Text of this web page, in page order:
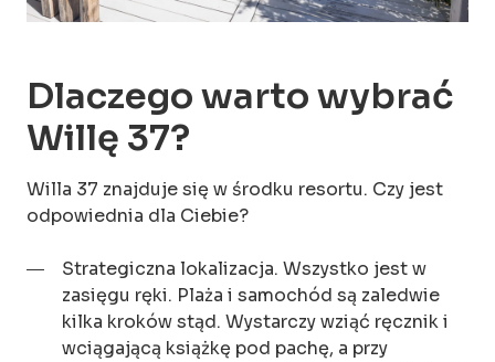
Dlaczego warto wybrać
Willę 37?
Willa 37 znajduje się w środku resortu. Czy jest
odpowiednia dla Ciebie?
Strategiczna lokalizacja. Wszystko jest w
zasięgu ręki. Plaża i samochód są zaledwie
kilka kroków stąd. Wystarczy wziąć ręcznik i
wciągającą książkę pod pachę, a przy